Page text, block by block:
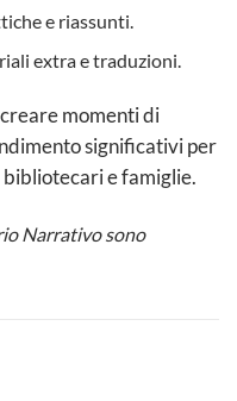
e riassunti.
extra e traduzioni.
momenti di
significativi per
e famiglie.
Narrativo sono